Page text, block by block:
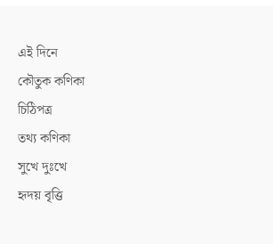
এই দিনে
কৌতুক কণিকা
চিঠিপত্র
তথ্য কণিকা
সুখে দুঃখে
হৃদয় বৃত্তি